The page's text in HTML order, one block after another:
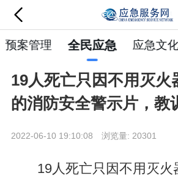
预案管理 全民应急 应急文
19人死亡只因不用灭火
的消防安全警示片，教
2022-06-10 19:10:08 浏览量: 20301
19人死亡只因不用灭火